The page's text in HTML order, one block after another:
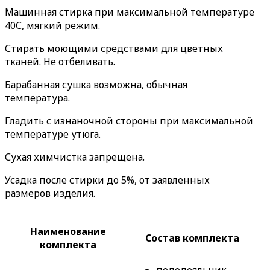
Машинная стирка при максимальной температуре
40С, мягкий режим.
Стирать моющими средствами для цветных
тканей. Не отбеливать.
Барабанная сушка возможна, обычная
температура.
Гладить с изнаночной стороны при максимальной
температуре утюга.
Сухая химчистка запрещена.
Усадка после стирки до 5%, от заявленных
размеров изделия.
Наименование
комплекта
Состав комплекта